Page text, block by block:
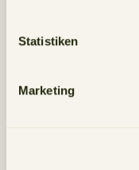
Statistiken
Marketing